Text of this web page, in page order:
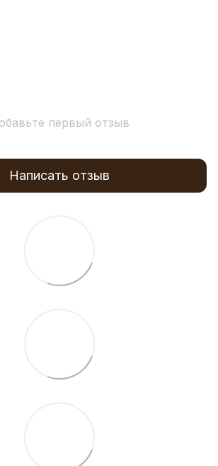
первый отзыв
Написать отзыв